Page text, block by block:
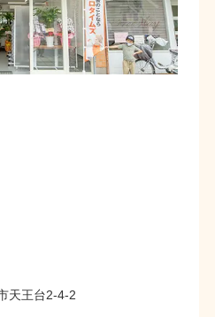
天王台2-4-2